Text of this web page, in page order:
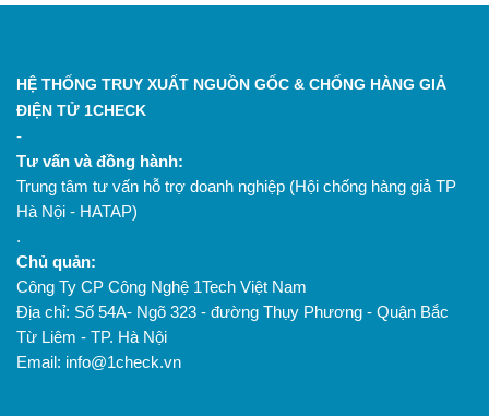
HỆ THỐNG TRUY XUẤT NGUỒN GỐC & CHỐNG HÀNG GIẢ
ĐIỆN TỬ 1CHECK
-
Tư vấn và đồng hành:
Trung tâm tư vấn hỗ trợ doanh nghiệp (Hội chống hàng giả TP
Hà Nội - HATAP)
.
Chủ quản:
Công Ty CP Công Nghệ 1Tech Việt Nam
Địa chỉ: Số 54A- Ngõ 323 - đường Thụy Phương - Quận Bắc
Từ Liêm - TP. Hà Nội
Email: info@1check.vn